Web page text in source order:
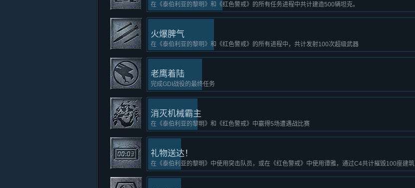
在《泰伯利亚的黎明》和《红色警戒》的所有任务进程中共计建造500辆坦克。
火爆脾气
在《泰伯利亚的黎明》和《红色警戒》的所有进程中，共计发射100次超级武器
老鹰着陆
完成GDI战役的最终任务
消灭机械霸主
在《泰伯利亚的黎明》和《红色警戒》中赢得5场遭遇战比赛
礼物送达！
在《泰伯利亚的黎明》中使用突击队员，或在《红色警戒》中使用谭雅，通过C4共计摧毁100座建筑